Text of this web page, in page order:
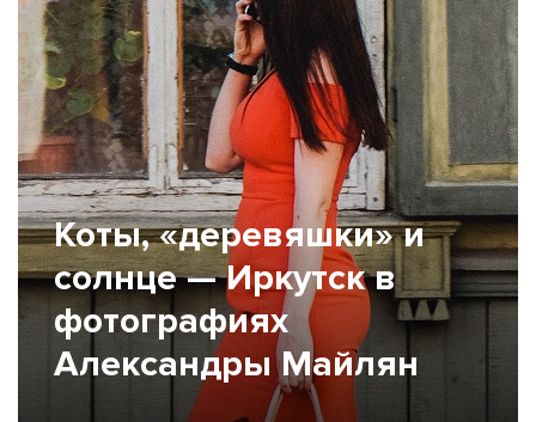
Коты, «деревяшки» и
солнце — Иркутск в
фотографиях
Александры Майлян